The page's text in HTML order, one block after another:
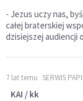
- Jezus uczy nas,
całej braterskiej
dzisiejszej audiencji
7 lat temu SERWIS
KAI / kk